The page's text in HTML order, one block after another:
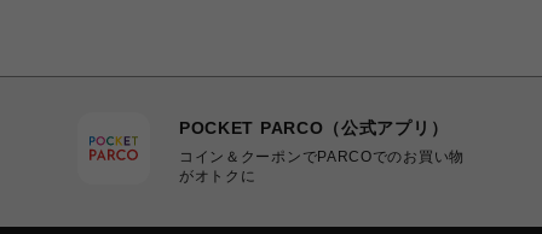
POCKET PARCO（公式アプリ）
コイン＆クーポンでPARCOでのお買い物
がオトクに